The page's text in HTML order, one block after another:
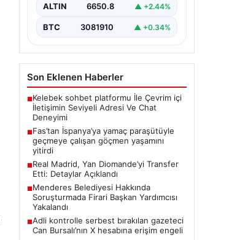
ALTIN 6650.8 ▲ +2.44%
BTC 3081910 ▲ +0.34%
Son Eklenen Haberler
■Kelebek sohbet platformu İle Çevrim içi
İletişimin Seviyeli Adresi Ve Chat
Deneyimi
■Fas’tan İspanya’ya yamaç paraşütüyle
geçmeye çalışan göçmen yaşamını
yitirdi
■Real Madrid, Yan Diomande’yi Transfer
Etti: Detaylar Açıklandı
■Menderes Belediyesi Hakkında
Soruşturmada Firari Başkan Yardımcısı
Yakalandı
■Adli kontrolle serbest bırakılan gazeteci
Can Bursalı’nın X hesabına erişim engeli